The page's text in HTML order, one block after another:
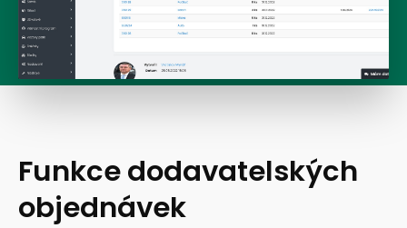
Funkce dodavatelských
objednávek